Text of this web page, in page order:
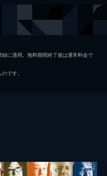
シーネ・ビュレ・ソーレンセン
に適用。無料期間終了後は通常料金で
です。